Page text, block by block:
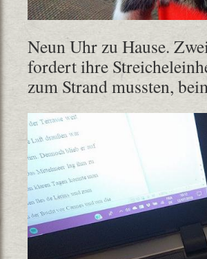
Neun Uhr zu Hause.
fordert ihre
zum Strand mussten,